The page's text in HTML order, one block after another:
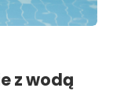
z wodą